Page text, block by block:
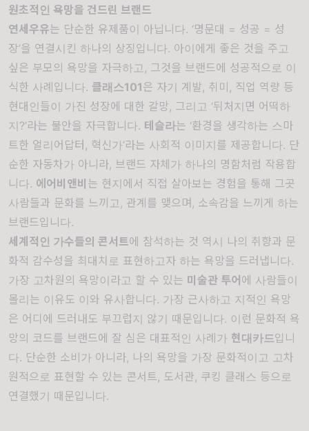
원초적인 욕망을 건드린 브랜드
연세우유는 단순한 유제품이 아닙니다. ‘명문대 = 성공 = 성
장’을 연결시킨 하나의 상징입니다. 아이에게 좋은 것을 주고
싶은 부모의 욕망을 자극하고, 그것을 브랜드에 성공적으로 이
식한 사례입니다. 클래스101은 자기 계발, 취미, 직업 역량 등
현대인들이 가진 성장에 대한 갈망, 그리고 ‘뒤처지면 어떡하
지?’라는 불안을 자극합니다. 테슬라는 ‘환경을 생각하는 스마
트한 얼리어답터, 혁신가’라는 사회적 이미지를 제공합니다. 단
순한 자동차가 아니라, 브랜드 자체가 하나의 명함처럼 작용합
니다. 에어비앤비 는 현지에서 직접 살아보는 경험을 통해 그곳
사람들과 문화를 느끼고, 관계를 맺으며, 소속감을 느끼게 하는
브랜드입니다.
세계적인 가수들의 콘서트에 참석하는 것 역시 나의 취향과 문
화적 감수성을 최대치로 표현하고자 하는 욕망을 드러냅니다.
가장 고차원의 욕망이라고 할 수 있는 미술관 투어 에 사람들이
몰리는 이유도 이와 유사합니다. 가장 근사하고 지적인 욕망
은 어디에 드러내도 부끄럽지 않기 때문입니다. 이런 문화적 욕
망의 코드를 브랜드에 잘 심은 대표적인 사례가 현대카드입니
다. 단순한 소비가 아니라, 나의 욕망을 가장 문화적이고 고차
원적으로 표현할 수 있는 콘서트, 도서관, 쿠킹 클래스 등으로
연결했기 때문입니다.